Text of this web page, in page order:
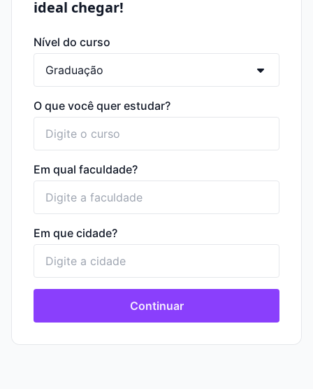
ideal chegar!
Nível do curso
O que você quer estudar?
Em qual faculdade?
Em que cidade?
Continuar